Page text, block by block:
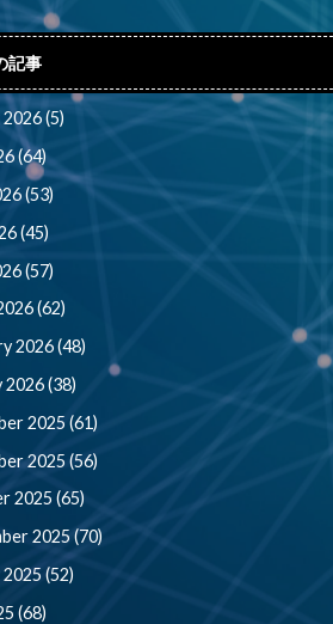
記事
(5)
(64)
(53)
(45)
(57)
(62)
2026 (48)
2026 (38)
2025 (61)
2025 (56)
2025 (65)
2025 (70)
(52)
(68)